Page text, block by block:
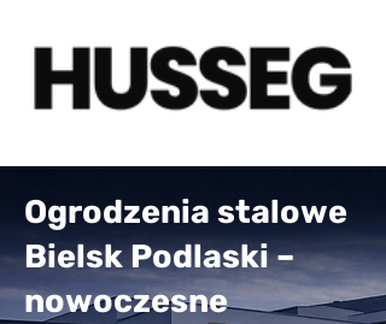
Ogrodzenia stalowe
Bielsk Podlaski –
nowoczesne